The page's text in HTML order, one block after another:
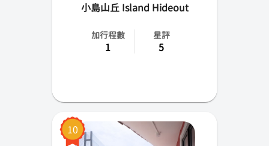
小島山丘 Island Hideout
加行程數
1
星評
5
10